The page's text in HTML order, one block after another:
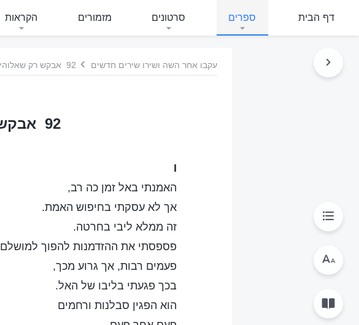
דף הבית ספרים סרטונים מזמורים הקראות
עקבו אחר השה ושירו שירים חדשים 92 אבקש רק שאלוהים יהא מסופק
92 אבקש רק שאלוהים יהא מסופק
I
האמנתי באל זמן כה רב,
אך לא עסקתי בחיפוש האמת.
זה ממלא ליבי בחרטה.
פספסתי את ההזדמנות להפוך למושלם
פעמים רבות, אך גרוע מכך,
בכך פגעתי בליבו של האל.
הוא הפגין סבלנות ורחמים